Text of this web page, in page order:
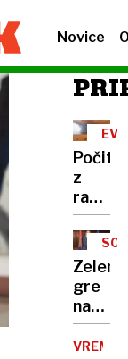
Novice
z
na
požar:
poletni
požari
vse
gre
na
obisk
k
VREME